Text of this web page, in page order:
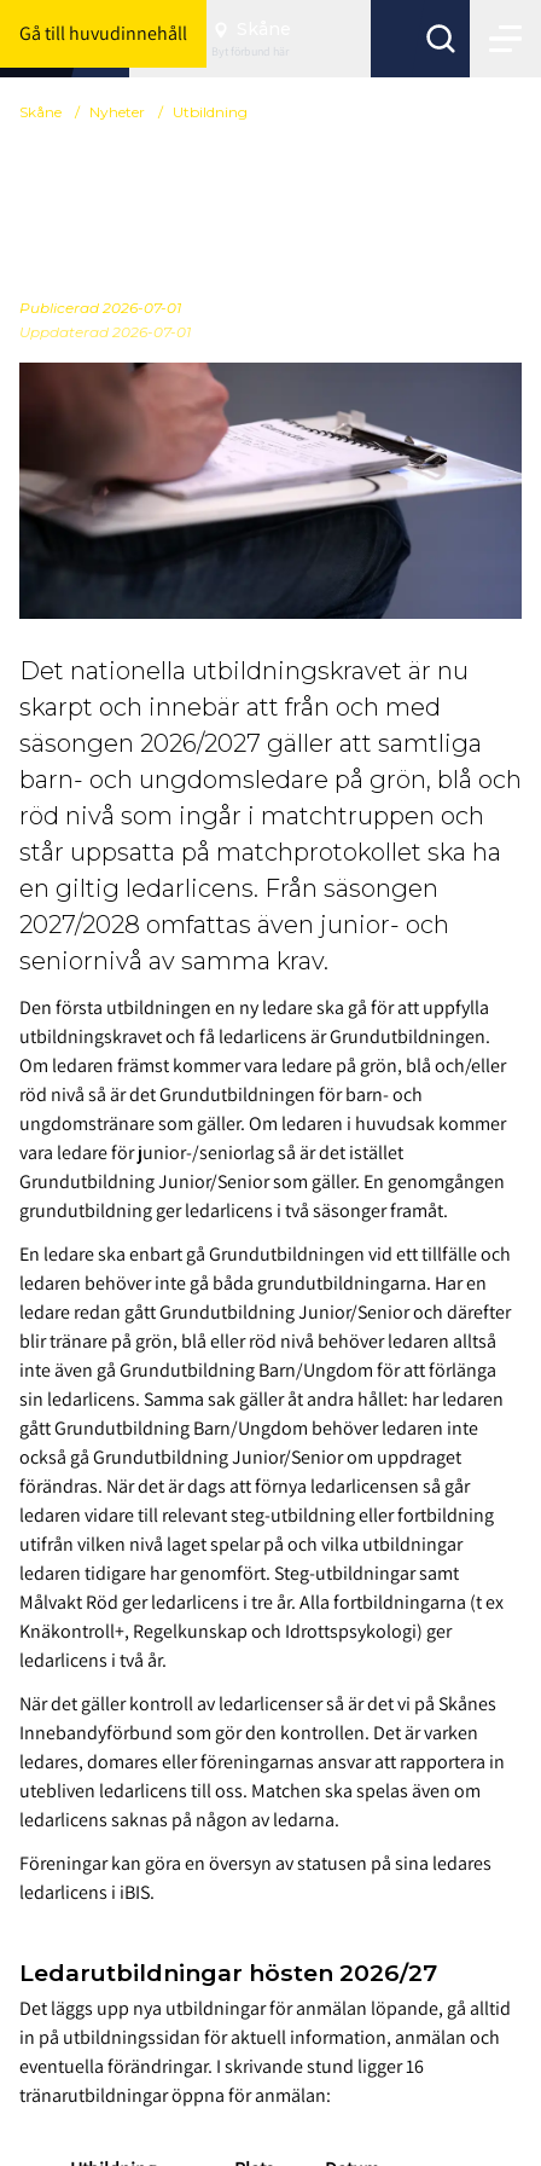
Gå till huvudinnehåll
Byt förbund här
Skåne / Nyheter / Utbildning
Publicerad 2026-07-01
Uppdaterad 2026-07-01
Det nationella utbildningskravet är nu
skarpt och innebär att från och med
säsongen 2026/2027 gäller att samtliga
barn- och ungdomsledare på grön, blå och
röd nivå som ingår i matchtruppen och
står uppsatta på matchprotokollet ska ha
en giltig ledarlicens. Från säsongen
2027/2028 omfattas även junior- och
seniornivå av samma krav.
Den första utbildningen en ny ledare ska gå för att uppfylla
utbildningskravet och få ledarlicens är Grundutbildningen.
Om ledaren främst kommer vara ledare på grön, blå och/eller
röd nivå så är det Grundutbildningen för barn- och
ungdomstränare som gäller. Om ledaren i huvudsak kommer
vara ledare för junior-/seniorlag så är det istället
Grundutbildning Junior/Senior som gäller. En genomgången
grundutbildning ger ledarlicens i två säsonger framåt.
En ledare ska enbart gå Grundutbildningen vid ett tillfälle och
ledaren behöver inte gå båda grundutbildningarna. Har en
ledare redan gått Grundutbildning Junior/Senior och därefter
blir tränare på grön, blå eller röd nivå behöver ledaren alltså
inte även gå Grundutbildning Barn/Ungdom för att förlänga
sin ledarlicens. Samma sak gäller åt andra hållet: har ledaren
gått Grundutbildning Barn/Ungdom behöver ledaren inte
också gå Grundutbildning Junior/Senior om uppdraget
förändras. När det är dags att förnya ledarlicensen så går
ledaren vidare till relevant steg-utbildning eller fortbildning
utifrån vilken nivå laget spelar på och vilka utbildningar
ledaren tidigare har genomfört. Steg-utbildningar samt
Målvakt Röd ger ledarlicens i tre år. Alla fortbildningarna (t ex
Knäkontroll+, Regelkunskap och Idrottspsykologi) ger
ledarlicens i två år.
När det gäller kontroll av ledarlicenser så är det vi på Skånes
Innebandyförbund som gör den kontrollen. Det är varken
ledares, domares eller föreningarnas ansvar att rapportera in
utebliven ledarlicens till oss. Matchen ska spelas även om
ledarlicens saknas på någon av ledarna.
Föreningar kan göra en översyn av statusen på sina ledares
ledarlicens i iBIS.
Ledarutbildningar hösten 2026/27
Det läggs upp nya utbildningar för anmälan löpande, gå alltid
in på utbildningssidan för aktuell information, anmälan och
eventuella förändringar. I skrivande stund ligger 16
tränarutbildningar öppna för anmälan: